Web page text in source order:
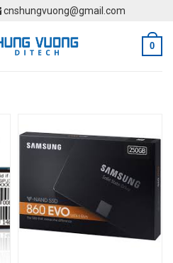
cnshungvuong@gmail.com
0